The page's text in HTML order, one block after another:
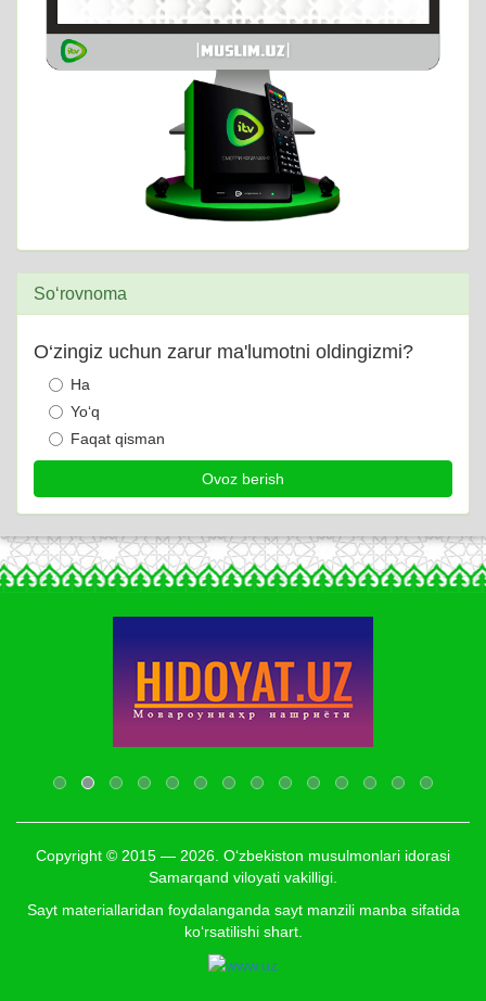
So‘rovnoma
O‘zingiz uchun zarur ma'lumotni oldingizmi?
Ha
Yo‘q
Faqat qisman
Copyright © 2015 — 2026. O‘zbekiston musulmonlari idorasi
Samarqand viloyati vakilligi.
Sayt materiallaridan foydalanganda sayt manzili manba sifatida
ko‘rsatilishi shart.